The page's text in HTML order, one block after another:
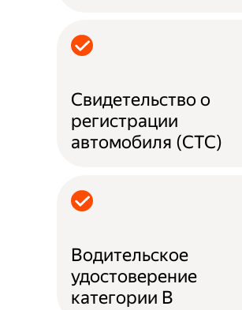
Свидетельство о
регистрации
автомобиля (СТС)
Водительское
удостоверение
категории B